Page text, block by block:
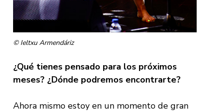
© Ieltxu Armendáriz
¿Qué tienes pensado para los próximos
meses? ¿Dónde podremos encontrarte?
Ahora mismo estoy en un momento de gran